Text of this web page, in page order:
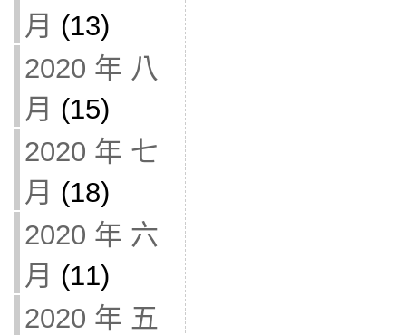
月 (13)
2020 年 八
月 (15)
2020 年 七
月 (18)
2020 年 六
月 (11)
2020 年 五